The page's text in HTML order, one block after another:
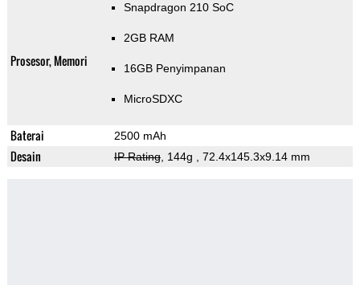
Prosesor, Memori
Snapdragon 210 SoC
2GB RAM
16GB Penyimpanan
MicroSDXC
Baterai 2500 mAh
Desain IP Rating, 144g , 72.4x145.3x9.14 mm